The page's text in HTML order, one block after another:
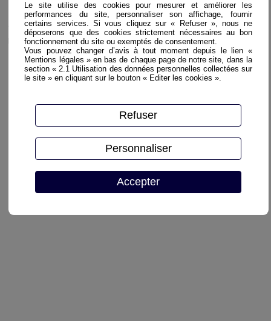
* prix hors livraison, pour plus de détails sur nos
conditions de ventes vous pouvez les consulter sur
notre site
Le site utilise des cookies pour mesurer et améliorer les
performances du site, personnaliser son affichage, fournir
certains services. Si vous cliquez sur « Refuser », nous ne
déposerons que des cookies strictement nécessaires au bon
fonctionnement du site ou exemptés de consentement.
Vous pouvez changer d’avis à tout moment depuis le lien «
Mentions légales » en bas de chaque page de notre site, dans la
section « 2.1 Utilisation des données personnelles collectées sur
le site » en cliquant sur le bouton « Editer les cookies ».
Accepter
Refuser
Personnaliser